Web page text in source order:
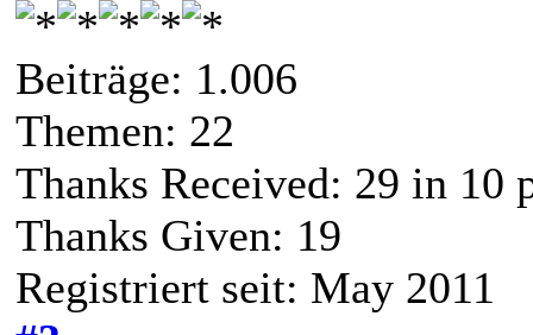
Beiträge: 1.006
Themen: 22
Thanks Received: 29 in 10
Thanks Given: 19
Registriert seit: May 2011